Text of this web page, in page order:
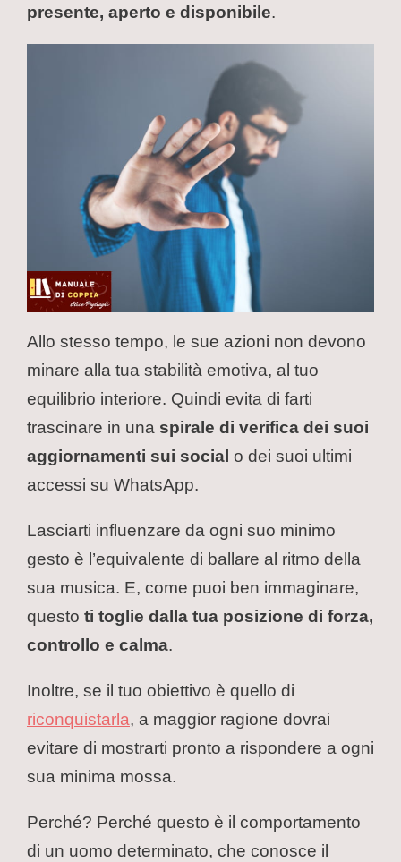
presente, aperto e disponibile.
Allo stesso tempo, le sue azioni non devono
minare alla tua stabilità emotiva, al tuo
equilibrio interiore. Quindi evita di farti
trascinare in una spirale di verifica dei suoi
aggiornamenti sui social o dei suoi ultimi
accessi su WhatsApp.
Lasciarti influenzare da ogni suo minimo
gesto è l’equivalente di ballare al ritmo della
sua musica. E, come puoi ben immaginare,
questo ti toglie dalla tua posizione di forza,
controllo e calma.
Inoltre, se il tuo obiettivo è quello di
riconquistarla, a maggior ragione dovrai
evitare di mostrarti pronto a rispondere a ogni
sua minima mossa.
Perché? Perché questo è il comportamento
di un uomo determinato, che conosce il